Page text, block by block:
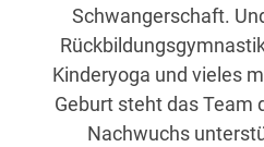
Schwangerschaft.
Kinderyoga und vieles
Geburt steht das Team
Nachwuchs